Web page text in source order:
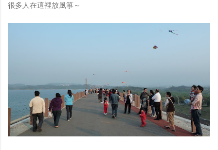
很多人在這裡放風箏～